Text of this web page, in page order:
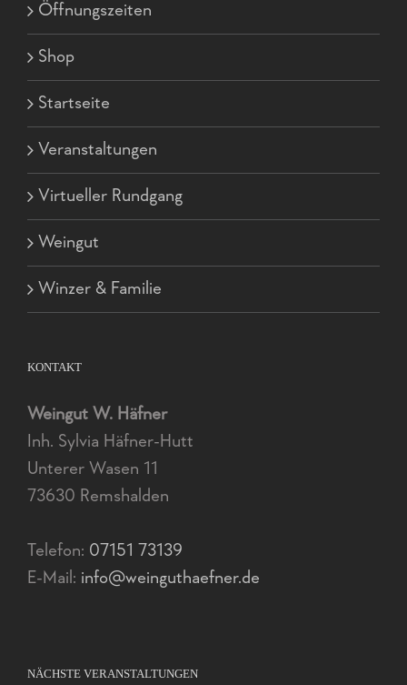
Öffnungszeiten
Shop
Startseite
Veranstaltungen
Virtueller Rundgang
Weingut
Winzer & Familie
KONTAKT
Weingut W. Häfner
Inh. Sylvia Häfner-Hutt
Unterer Wasen 11
73630 Remshalden
Telefon: 07151 73139
E-Mail: info@weinguthaefner.de
NÄCHSTE VERANSTALTUNGEN